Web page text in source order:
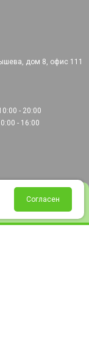
Корзина
дом 8, офис 111
- 20:00
- 16:00
Согласен